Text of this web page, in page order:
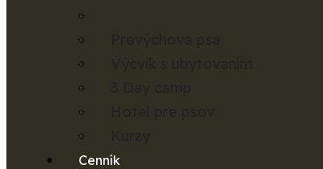
Cenník
por. v. v. Ján
Tréner a figurant
Ján pôsobí v Psej škole od roku 2019. Jeho